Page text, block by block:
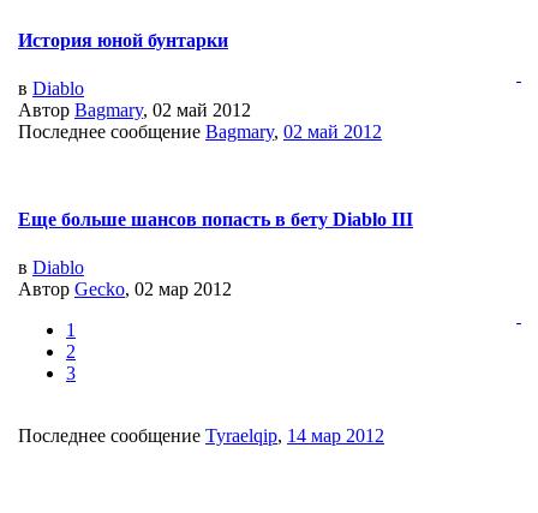
История юной бунтарки
в Diablo
Автор Bagmary, 02 май 2012
Последнее сообщение Bagmary, 02 май 2012
Еще больше шансов попасть в бету Diablo III
в Diablo
Автор Gecko, 02 мар 2012
1
2
3
Последнее сообщение Tyraelqip, 14 мар 2012